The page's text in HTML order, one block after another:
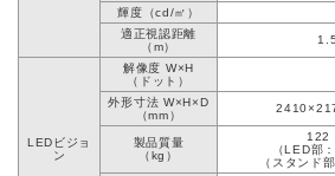
輝度（cd/㎡）
適正視認距離
（m）
1.5
LEDビジョ
ン
解像度 W×H
（ドット）
外形寸法 W×H×D
（mm）
製品質量
（kg）
122
（LED部
（スタンド